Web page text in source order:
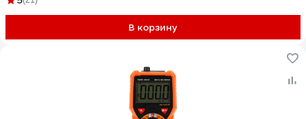
В корзину